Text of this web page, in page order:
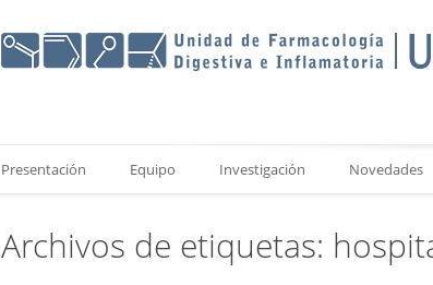
Presentación Equipo Investigación Novedades
Archivos de etiquetas: